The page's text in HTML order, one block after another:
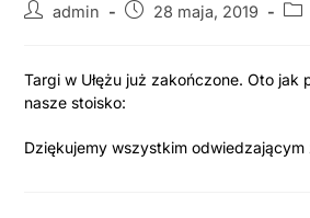
admin 28 maja, 2019
Targi w Ułężu już zakończone. Oto jak
nasze stoisko:
Dziękujemy wszystkim odwiedzającym